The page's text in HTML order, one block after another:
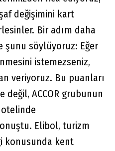
değişimini kart
Bir adım daha
şunu söylüyoruz: Eğer
istemezseniz,
veriyoruz. Bu puanları
değil, ACCOR grubunun
Elibol, turizm
konusunda kent